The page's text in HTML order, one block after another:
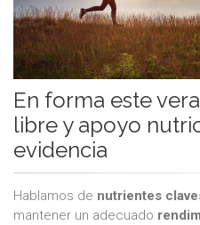
En forma este
libre y apoyo
evidencia
Hablamos de nutrientes
mantener un adecuado